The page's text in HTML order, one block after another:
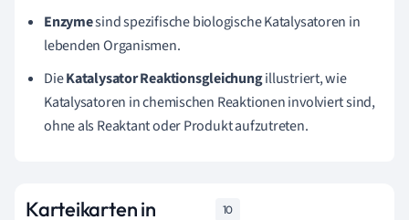
Enzymesind spezifische biologische Katalysatoren in
lebenden Organismen.
DieKatalysator Reaktionsgleichungillustriert, wie
Katalysatoren in chemischen Reaktionen involviert sind,
ohne als Reaktant oder Produkt aufzutreten.
Karteikarten in
10